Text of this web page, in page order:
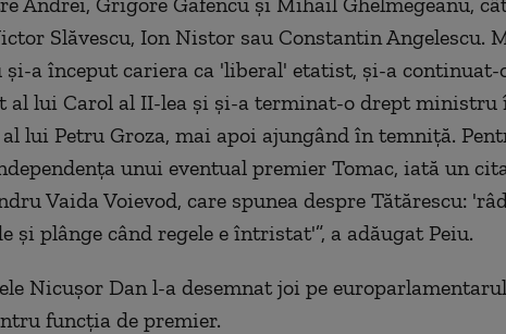
Slăvescu, Ion Nistor sau Constantin Angelescu.
şi-a început cariera ca 'liberal' etatist, şi-a continuat-
al lui Carol al II-lea şi şi-a terminat-o drept ministru
lui Petru Groza, mai apoi ajungând în temniţă.
unui eventual premier Tomac, iată un
Vaida Voievod, care spunea despre Tătărescu:
şi plânge când regele e întristat'”, a adăugat Peiu.
Nicuşor Dan l-a desemnat joi pe
funcţia de premier.